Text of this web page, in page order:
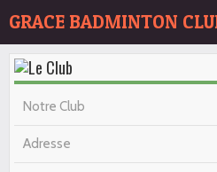
GRACE BADMINTON
Page d'accueil
Agenda
Notre Club
Adresse